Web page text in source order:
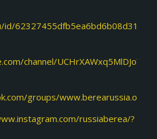
id/62327455dfb5ea6bd6b08d31
channel/
groups/www.berearussia.org/
russiaberea/?